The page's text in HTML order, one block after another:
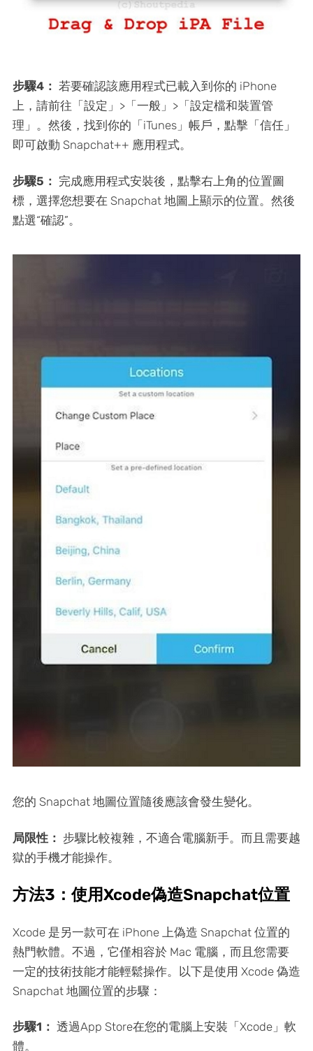
步驟4： 若要確認該應用程式已載入到你的 iPhone
上，請前往「設定」>「一般」>「設定檔和裝置管
理」。然後，找到你的「iTunes」帳戶，點擊「信任」
即可啟動 Snapchat++ 應用程式。
步驟5： 完成應用程式安裝後，點擊右上角的位置圖
標，選擇您想要在 Snapchat 地圖上顯示的位置。然後
點選“確認”。
您的 Snapchat 地圖位置隨後應該會發生變化。
局限性： 步驟比較複雜，不適合電腦新手。而且需要越
獄的手機才能操作。
方法3：使用Xcode偽造Snapchat位置
Xcode 是另一款可在 iPhone 上偽造 Snapchat 位置的
熱門軟體。不過，它僅相容於 Mac 電腦，而且您需要
一定的技術技能才能輕鬆操作。以下是使用 Xcode 偽造
Snapchat 地圖位置的步驟：
步驟1： 透過App Store在您的電腦上安裝「Xcode」軟
體。